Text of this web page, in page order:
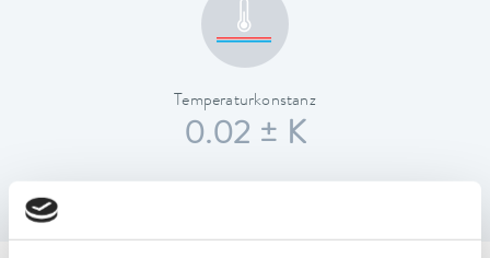
Temperaturkonstanz
0.02 ± K